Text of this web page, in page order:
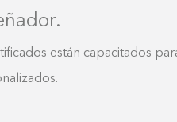
están capacitados